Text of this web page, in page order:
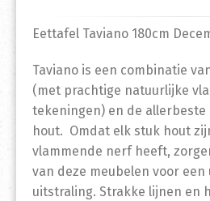
Eettafel Taviano 180cm
Taviano is een combinatie
(met prachtige natuurlijke
tekeningen) en de
hout. Omdat elk stuk hout
vlammende nerf heeft,
van deze meubelen voor een
uitstraling. Strakke lijnen en